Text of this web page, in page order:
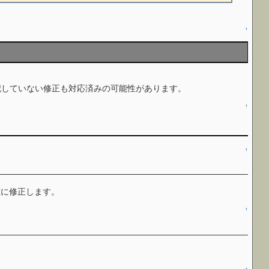
↑
いない修正も対応済みの可能性があります。
↑
↑
修正します。
↑